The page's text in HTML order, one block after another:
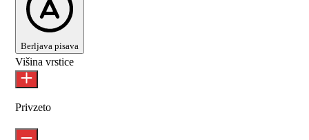
Berljava pisava
Višina vrstice
Privzeto